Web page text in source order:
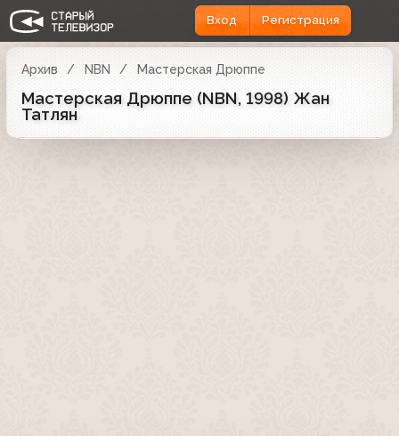
Вход Регистрация
Архив NBN Мастерская Дрюппе
Мастерская Дрюппе (NBN, 1998) Жан
Татлян